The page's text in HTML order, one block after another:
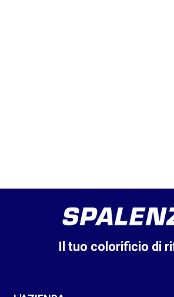
Il tuo colorificio di